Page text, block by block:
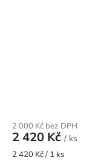
2 000 Kč bez DPH
2 420 Kč / ks
Měrná
2 420 Kč / 1 ks